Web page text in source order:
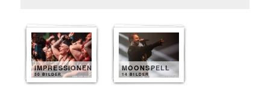
IMPRESSIONEN
30 BILDER
MOONSPELL
14 BILDER